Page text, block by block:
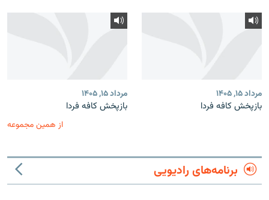
مرداد ۱۵, ۱۴۰۵
بازپخش کافه فردا
مرداد ۱۵, ۱۴۰۵
بازپخش کافه فردا
از همین مجموعه
برنامه‌های رادیویی